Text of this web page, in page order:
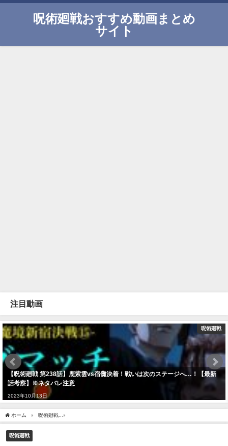
呪術廻戦おすすめ動画まとめ
サイト
注目動画
呪術廻戦
【呪術廻戦 第238話】鹿紫雲vs宿儺決着！戦いは次のステージへ…！【最新
話考察】※ネタバレ注意
2023年10月13日
ホーム 呪術廻戦
呪術廻戦